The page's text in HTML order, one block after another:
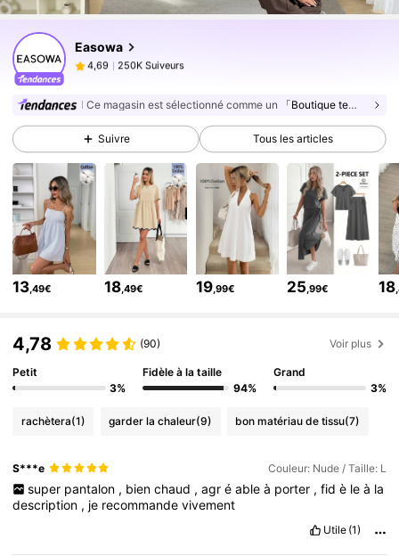
Easowa
4,69
250K Suiveurs
d***3est en train de naviguer
4,69 250K Suiveurs
4,69 250K Suiveurs
4,69 250K Suiveurs
4,69 250K Suiveurs
4,69 250K Suiveurs
250K Suiveurs
4,69 250K Suiveurs
4,69 250K Suiveurs
Ce magasin est sélectionné comme un 「Boutique tendance」
Suivre Tous les articles
13,49€ 18,49€ 19,99€ 25,99€ 18
4,78 (90) Voir plus
Petit
3%
Fidèle à la taille
94%
Grand
3%
rachètera(1) garder la chaleur(9) bon matériau de tissu(7)
S***e Couleur: Nude / Taille: L
super pantalon , bien chaud , agr é able à porter , fid è le à la
description , je recommandevivement
Utile (1)